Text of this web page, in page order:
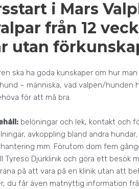
i Mars
från 12
utan
ska ha goda kunskaper om hur
– människa, vad valpen/hunden
för att må bra.
belöningar och lek, kontakt och
avkoppling bland andra
mm. Förutom dom fem
Tyresö Djurklinik och göra ett besök
på att vara på en klinik utan att
du får även matnyttig information